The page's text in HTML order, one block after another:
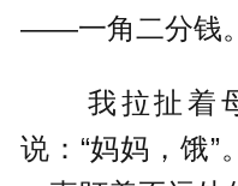
——一角二分钱。
我拉扯着母
说：“妈妈，饿”